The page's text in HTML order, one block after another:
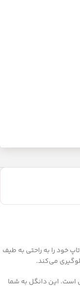
خود را به راحتی به طیف
می‌کند.
است. این دانگل به شما